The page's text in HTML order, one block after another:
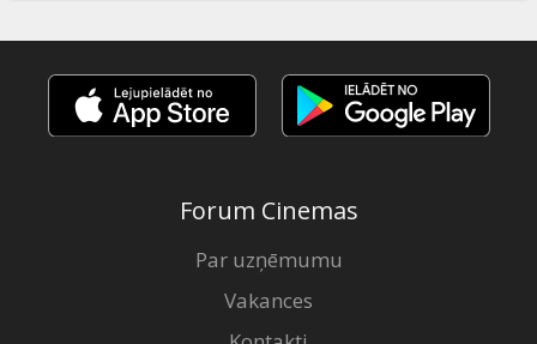
Forum Cinemas
Par uzņēmumu
Vakances